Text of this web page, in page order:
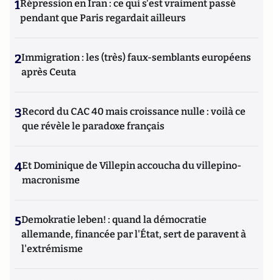
1Répression en Iran : ce qui s'est vraiment passé
pendant que Paris regardait ailleurs
2Immigration : les (très) faux-semblants européens
après Ceuta
3Record du CAC 40 mais croissance nulle : voilà ce
que révèle le paradoxe français
4Et Dominique de Villepin accoucha du villepino-
macronisme
5Demokratie leben! : quand la démocratie
allemande, financée par l'État, sert de paravent à
l'extrémisme